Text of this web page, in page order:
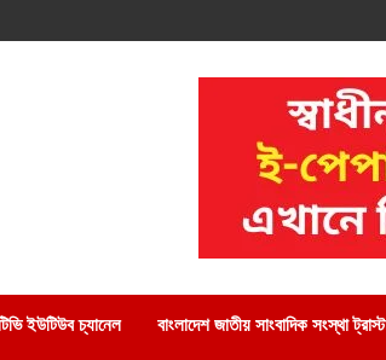
ইউটিউব চ্যানেল বাংলাদেশ জাতীয় সাংবাদিক সংস্থা ট্রাস্ট